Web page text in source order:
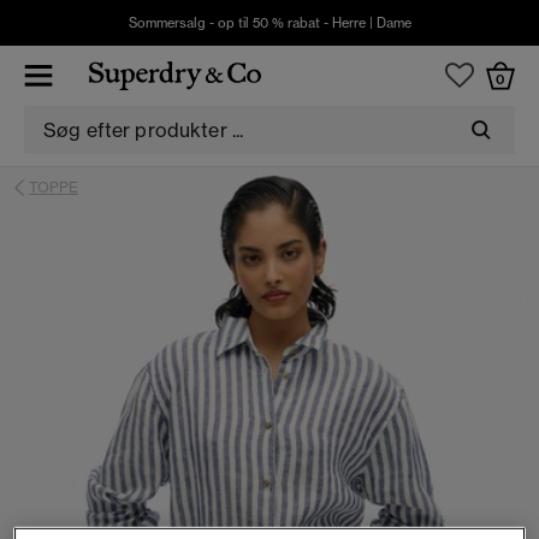
Sommersalg - op til 50 % rabat - Herre| Dame
0
TOPPE